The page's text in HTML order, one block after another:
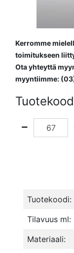
Kerromme
toimitukseen
Ota yhteyttä
myyntiimme:
Tuotekoodi:
Tilavuus ml:
Materiaali: